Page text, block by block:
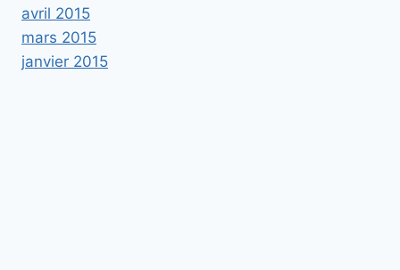
avril 2015
mars 2015
janvier 2015